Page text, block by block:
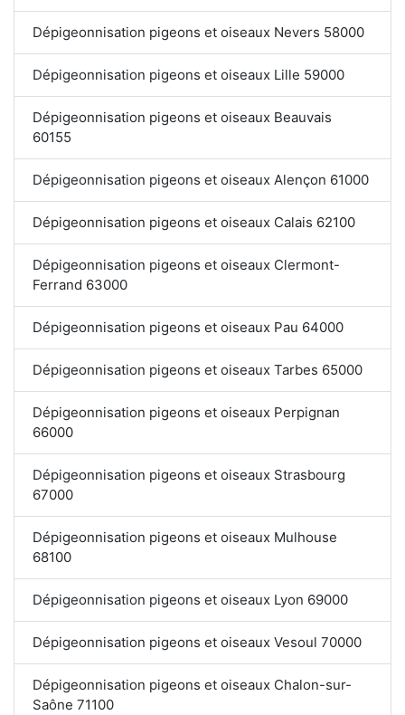
Dépigeonnisation pigeons et oiseaux Nevers 58000
Dépigeonnisation pigeons et oiseaux Lille 59000
Dépigeonnisation pigeons et oiseaux Beauvais
60155
Dépigeonnisation pigeons et oiseaux Alençon 61000
Dépigeonnisation pigeons et oiseaux Calais 62100
Dépigeonnisation pigeons et oiseaux Clermont-
Ferrand 63000
Dépigeonnisation pigeons et oiseaux Pau 64000
Dépigeonnisation pigeons et oiseaux Tarbes 65000
Dépigeonnisation pigeons et oiseaux Perpignan
66000
Dépigeonnisation pigeons et oiseaux Strasbourg
67000
Dépigeonnisation pigeons et oiseaux Mulhouse
68100
Dépigeonnisation pigeons et oiseaux Lyon 69000
Dépigeonnisation pigeons et oiseaux Vesoul 70000
Dépigeonnisation pigeons et oiseaux Chalon-sur-
Saône 71100